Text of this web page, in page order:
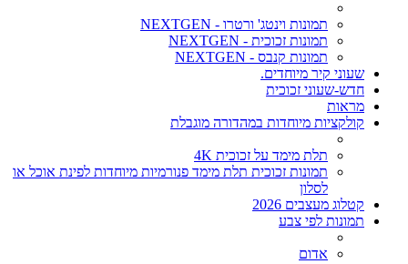
תמונות וינטג' ורטרו - NEXTGEN
תמונות זכוכית - NEXTGEN
תמונות קנבס - NEXTGEN
שעוני קיר מיוחדים.
חדש-שעוני זכוכית
מראות
קולקציות מיוחדות במהדורה מוגבלת
תלת מימד על זכוכית 4K
תמונות זכוכית תלת מימד פנורמיות מיוחדות לפינת אוכל או
לסלון
קטלוג מעצבים 2026
תמונות לפי צבע
אדום